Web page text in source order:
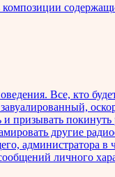
композиции
Все, кто
и призывать
другие
личного